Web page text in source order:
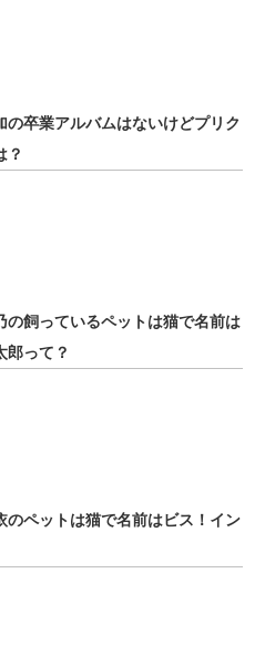
の卒業アルバムはないけどプリク
？
の飼っているペットは猫で名前は
郎って？
のペットは猫で名前はビス！イン